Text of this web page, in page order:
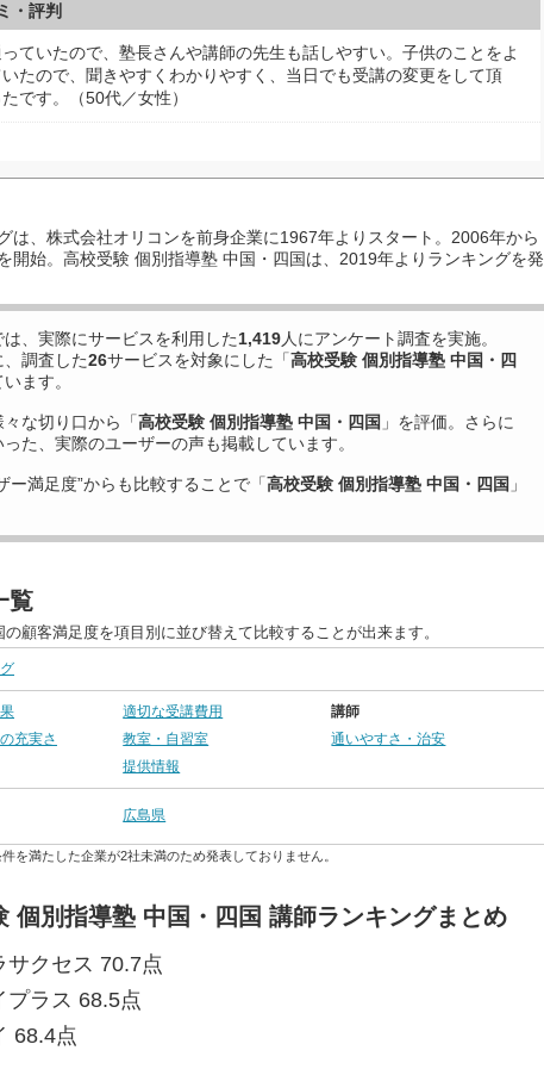
・評判
ていたので、塾長さんや講師の先生も話しやすい。子供のことをよ
たので、聞きやすくわかりやすく、当日でも受講の変更をして頂
です。（50代／女性）
は、株式会社オリコンを前身企業に1967年よりスタート。2006年から
開始。高校受験 個別指導塾 中国・四国は、2019年よりランキングを発
、実際にサービスを利用した1,419人にアンケート調査を実施。
調査した26サービスを対象にした「高校受験 個別指導塾 中国・四
ます。
な切り口から「高校受験 個別指導塾 中国・四国 」を評価。さらに
た、実際のユーザーの声も掲載しています。
ー満足度”からも比較することで「高校受験 個別指導塾 中国・四国 」
覧
顧客満足度を項目別に並び替えて比較することが出来ます。
適切な受講費用
講師
充実さ
教室・自習室
通いやすさ・治安
提供情報
広島県
を満たした企業が2社未満のため発表しておりません。
個別指導塾 中国・四国 講師ランキングまとめ
サクセス 70.7点
プラス 68.5点
68.4点